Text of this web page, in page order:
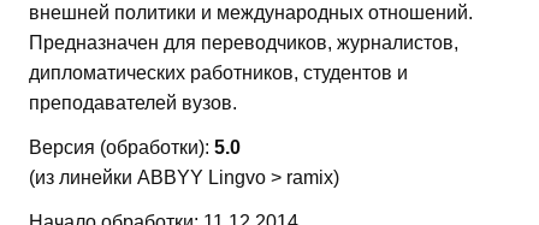
внешней политики и международных отношений.
Предназначен для переводчиков, журналистов,
дипломатических работников, студентов и
преподавателей вузов.
Версия (обработки): 5.0
(из линейки ABBYY Lingvo > ramix)